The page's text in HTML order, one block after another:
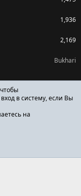
1,936
2,169
Bukhari
в систему, если Вы
на